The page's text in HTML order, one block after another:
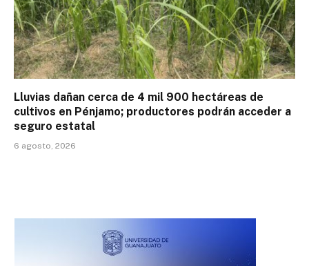
Lluvias dañan cerca de 4 mil 900 hectáreas de
cultivos en Pénjamo; productores podrán acceder a
seguro estatal
6 agosto, 2026